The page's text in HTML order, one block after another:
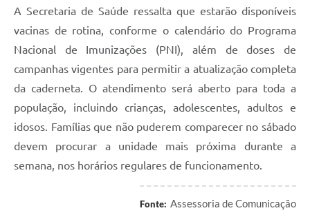
A Secretaria de Saúde ressalta que estarão disponíveis
vacinas de rotina, conforme o calendário do Programa
Nacional de Imunizações (PNI), além de doses de
campanhas vigentes para permitir a atualização completa
da caderneta. O atendimento será aberto para toda a
população, incluindo crianças, adolescentes, adultos e
idosos. Famílias que não puderem comparecer no sábado
devem procurar a unidade mais próxima durante a
semana, nos horários regulares de funcionamento.
Fonte: Assessoria de Comunicação